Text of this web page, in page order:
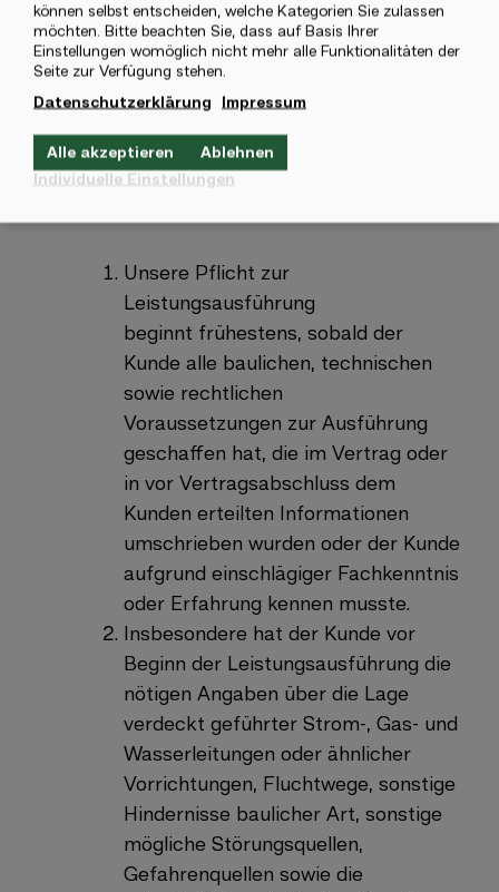
Creditreform (ÖVC),
Insolvenzschutzverband für
Kreditschutzverband von 1870(KSV)
übermittelt werden dürfen.
Unsere Pflicht zur
Leistungsausführung
beginnt frühestens, sobald der
Kunde alle baulichen, technischen
sowie rechtlichen
Voraussetzungen zur Ausführung
geschaffen hat, die im Vertrag oder
in vor Vertragsabschluss dem
Kunden erteilten Informationen
umschrieben wurden oder der Kunde
aufgrund einschlägiger Fachkenntnis
oder Erfahrung kennen musste.
Insbesondere hat der Kunde vor
Beginn der Leistungsausführung die
nötigen Angaben über die Lage
verdeckt geführter Strom-, Gas- und
Wasserleitungen oder ähnlicher
Vorrichtungen, Fluchtwege, sonstige
Hindernisse baulicher Art, sonstige
mögliche Störungsquellen,
Gefahrenquellen sowie die
können selbst entscheiden, welche Kategorien Sie zulassen
möchten. Bitte beachten Sie, dass auf Basis Ihrer
Einstellungen womöglich nicht mehr alle Funktionalitäten der
Seite zur Verfügung stehen.
Datenschutzerklärung
Impressum
Individuelle Einstellungen
Ablehnen
Alle akzeptieren